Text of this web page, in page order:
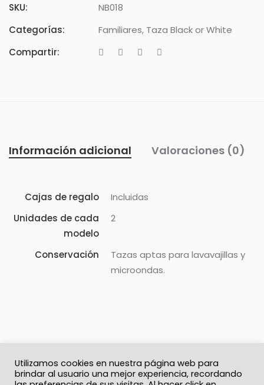
SKU:
NB018
Categorías:
Familiares, Taza Black or White
Compartir:
Información adicional Valoraciones (0)
Cajas de regalo
Incluidas
Unidades de cada
modelo
2
Conservación
Tazas aptas para lavavajillas y
microondas.
Utilizamos cookies en nuestra página web para
brindar al usuario una mejor experiencia, recordando